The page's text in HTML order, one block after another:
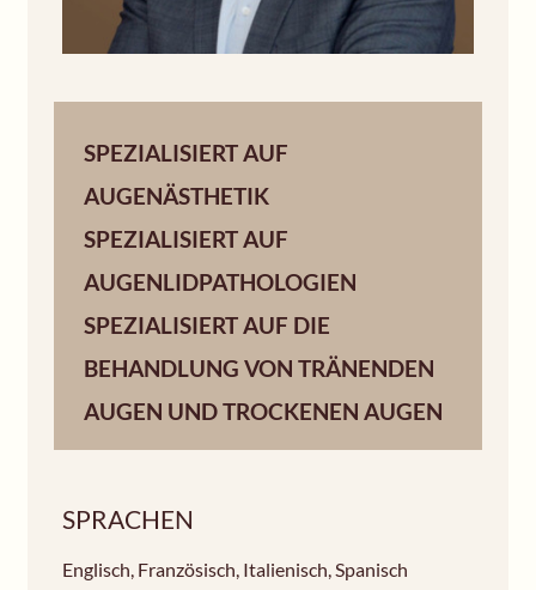
SPEZIALISIERT AUF
AUGENÄSTHETIK
SPEZIALISIERT AUF
AUGENLIDPATHOLOGIEN
SPEZIALISIERT AUF DIE
BEHANDLUNG VON TRÄNENDEN
AUGEN UND TROCKENEN AUGEN
SPRACHEN
Englisch, Französisch, Italienisch,Spanisch